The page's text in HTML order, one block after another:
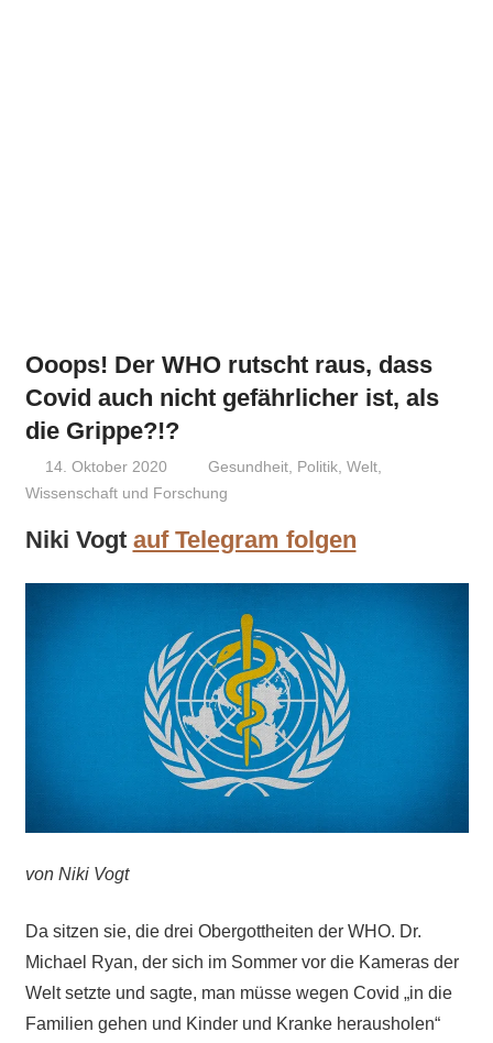
Ooops! Der WHO rutscht raus, dass
Covid auch nicht gefährlicher ist, als
die Grippe?!?
14. Oktober 2020 Niki Vogt
Gesundheit, Politik,Welt,
Wissenschaft und Forschung
Niki Vogt auf Telegram folgen
von Niki Vogt
Da sitzen sie, die drei Obergottheiten der WHO. Dr.
Michael Ryan, der sich im Sommer vor die Kameras der
Welt setzte und sagte, man müsse wegen Covid „in die
Familien gehen und Kinder und Kranke herausholen“